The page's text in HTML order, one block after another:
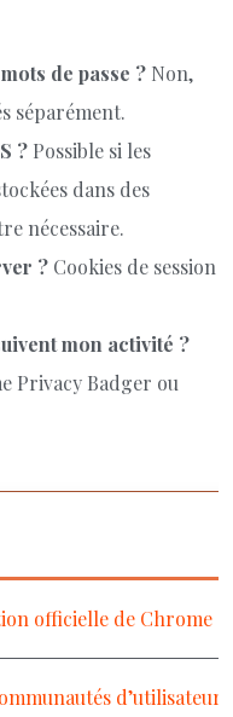
de passe ? Non,
séparément.
? Possible si les
dans des
nécessaire.
? Cookies de session
mon activité ?
Privacy Badger ou
officielle de Chrome
d’utilisateurs